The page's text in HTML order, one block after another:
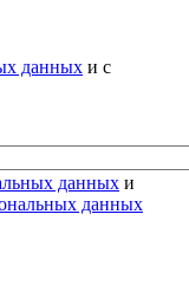
данных и с
данных и
данных